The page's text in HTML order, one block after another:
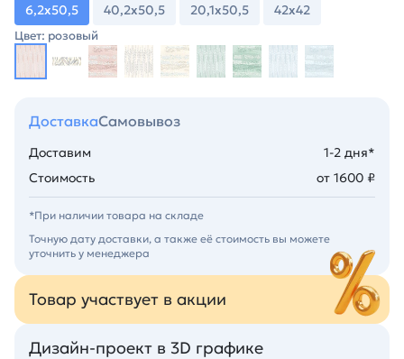
6,2х50,5 40,2х50,5 20,1х50,5 42х42
Цвет: розовый
ДоставкаСамовывоз
Доставим
1-2 дня*
Стоимость
от 1600 ₽
*При наличии товара на складе
Точную дату доставки, а также её стоимость вы можете
уточнить у менеджера
Товар участвует в акции
Дизайн-проект в 3D графике